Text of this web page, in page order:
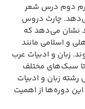
ترم دوم درس شعر
می‌دهد. چارت دروس
نشان می‌دهد که
و اسلامی مانند
زبان و ادبیات عرب
سبک‌های مختلف
زبان و ادبیات
دوره‌ها از اهمیت